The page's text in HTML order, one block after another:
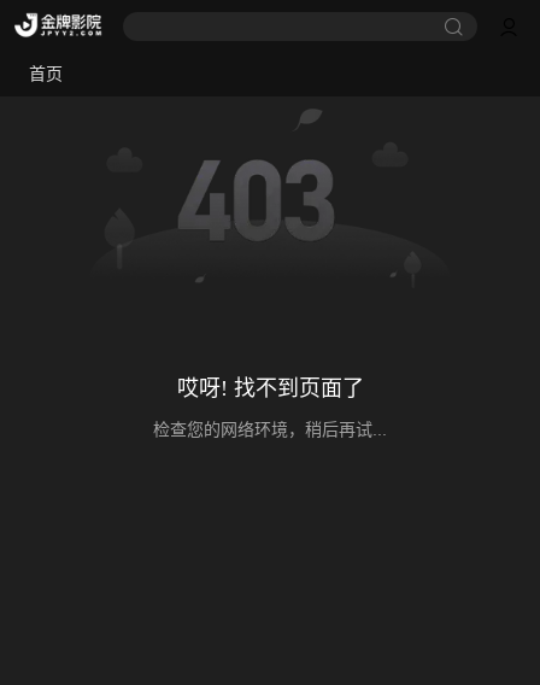
首页
哎呀! 找不到页面了
检查您的网络环境，稍后再试...